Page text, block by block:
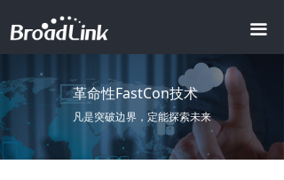
끀
全屋智能
ꀂ 智慧地产
ꀂ 智慧酒店
革命性FastCon技术
凡是突破边界，定能探索未来